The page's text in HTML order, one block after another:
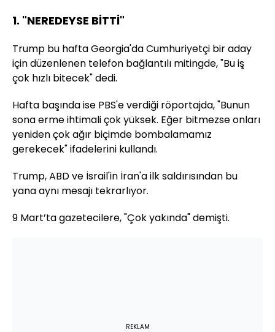
1. "NEREDEYSE BİTTİ"
Trump bu haftaGeorgia'da Cumhuriyetçi bir aday
için düzenlenen telefon bağlantılı mitingde, "Bu iş
çok hızlı bitecek" dedi.
Hafta başında ise PBS'e verdiği röportajda, "Bunun
sona erme ihtimali çok yüksek. Eğer bitmezse onları
yeniden çok ağır biçimde bombalamamız
gerekecek" ifadelerini kullandı.
Trump, ABD ve İsrail'in İran'a ilk saldırısından bu
yana aynı mesajı tekrarlıyor.
9 Mart’ta gazetecilere, "Çok yakında" demişti.
REKLAM